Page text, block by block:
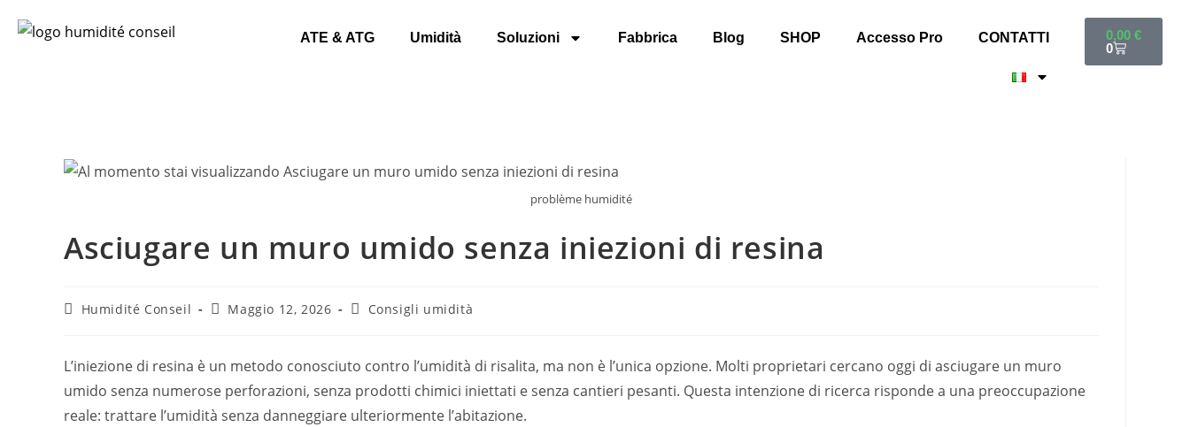
ATE & ATG Umidità Soluzioni Fabbrica Blog SHOP Accesso Pro CONTATTI 0,00 €
0
problème humidité
Asciugare un muro umido senza iniezioni di resina
Humidité Conseil Maggio 12, 2026 Consigli umidità
L’iniezione di resina è un metodo conosciuto contro l’umidità di risalita, ma non è l’unica opzione. Molti proprietari cercano oggi di asciugare un muro
umido senza numerose perforazioni, senza prodotti chimici iniettati e senza cantieri pesanti. Questa intenzione di ricerca risponde a una preoccupazione
reale: trattare l’umidità senza danneggiare ulteriormente l’abitazione.